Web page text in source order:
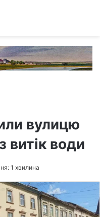
вулицю
витік води
1 хвилина